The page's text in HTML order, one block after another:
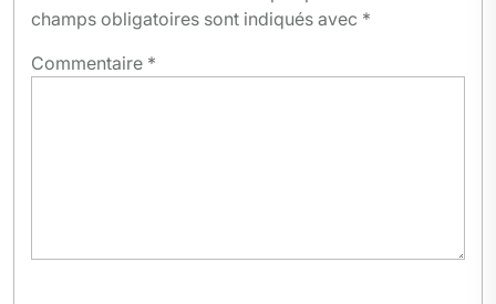
champs obligatoires sont indiqués avec *
Commentaire *